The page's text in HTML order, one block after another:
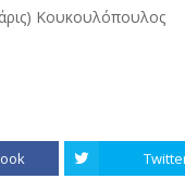
Κουκουλόπουλος